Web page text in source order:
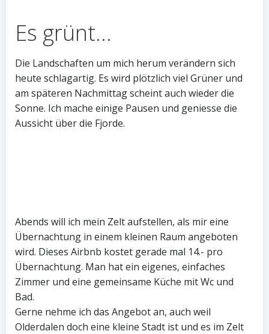
Es grünt…
Die Landschaften um mich herum verändern sich
heute schlagartig. Es wird plötzlich viel Grüner und
am späteren Nachmittag scheint auch wieder die
Sonne. Ich mache einige Pausen und geniesse die
Aussicht über die Fjorde.
Abends will ich mein Zelt aufstellen, als mir eine
Übernachtung in einem kleinen Raum angeboten
wird. Dieses Airbnb kostet gerade mal 14.- pro
Übernachtung. Man hat ein eigenes, einfaches
Zimmer und eine gemeinsame Küche mit Wc und
Bad.
Gerne nehme ich das Angebot an, auch weil
Olderdalen doch eine kleine Stadt ist und es im Zelt